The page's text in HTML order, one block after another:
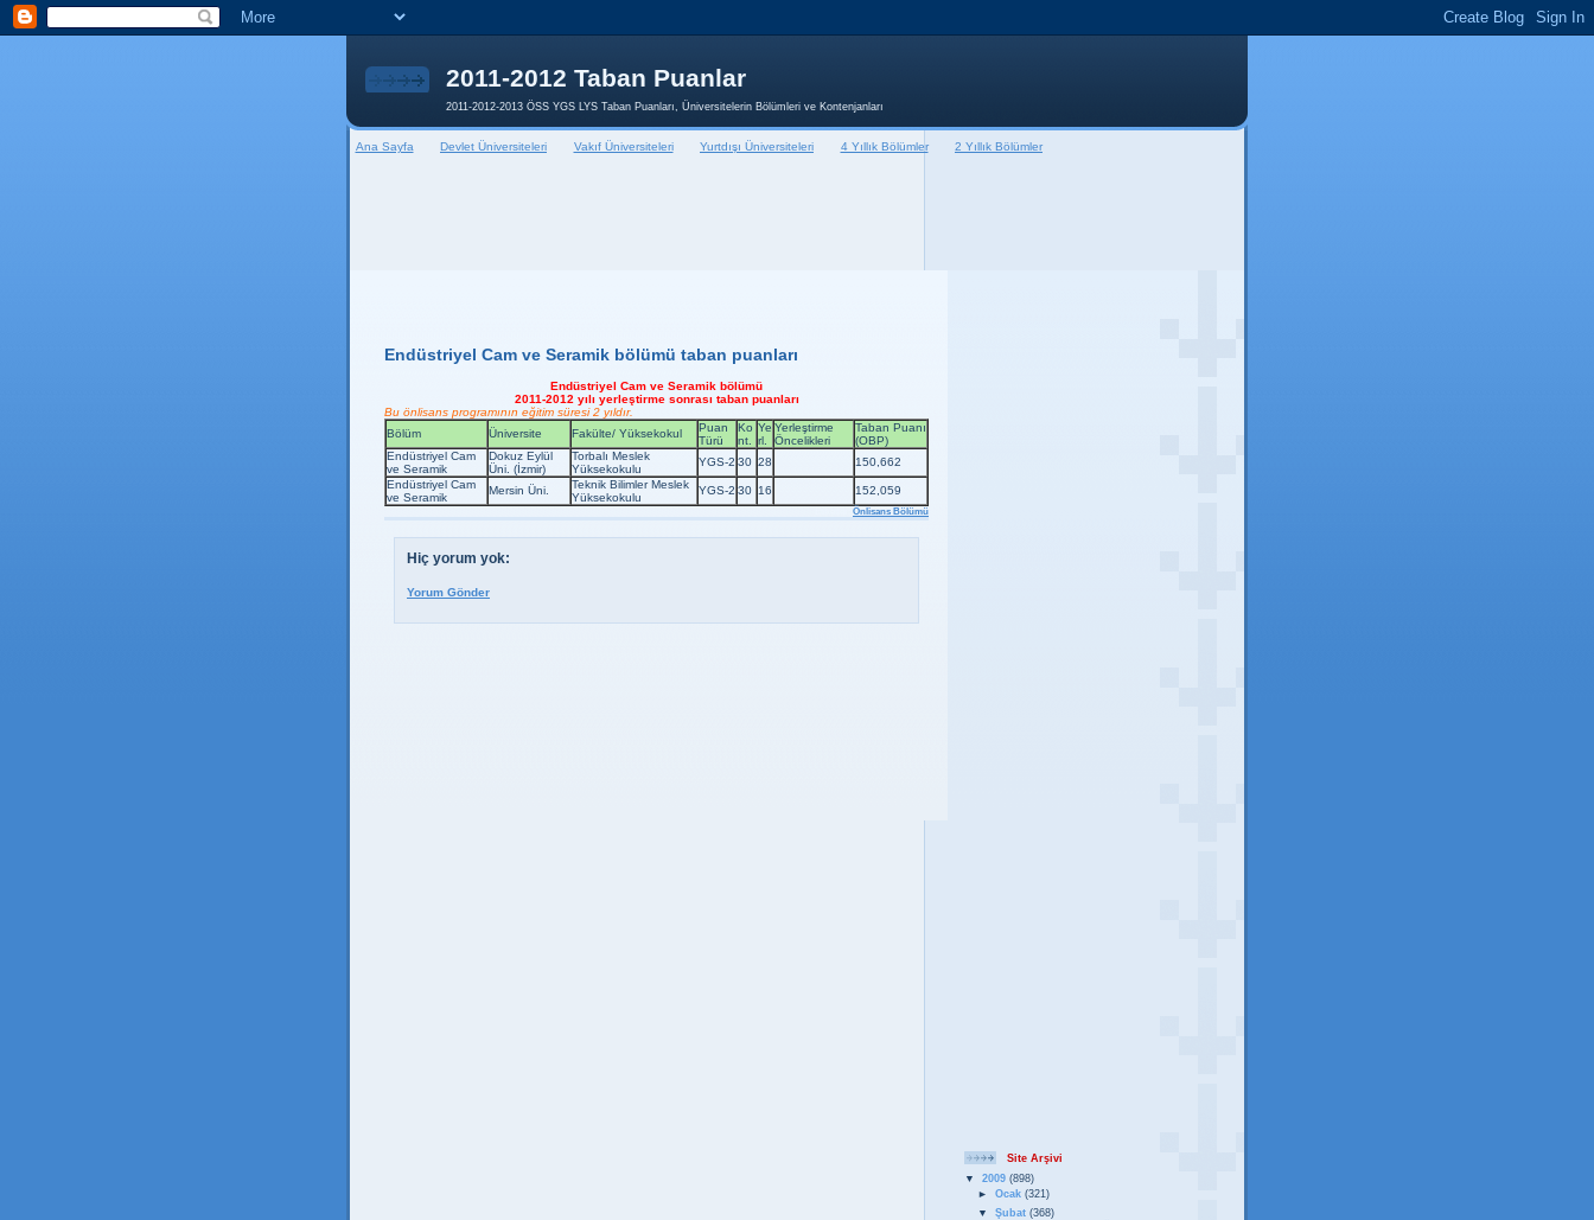
2011-2012 Taban Puanlar
2011-2012-2013 ÖSS YGS LYS Taban Puanları, Üniversitelerin Bölümleri ve Kontenjanları
Ana Sayfa Devlet Üniversiteleri Vakıf Üniversiteleri Yurtdışı Üniversiteleri 4 Yıllık Bölümler 2 Yıllık Bölümler
Endüstriyel Cam ve Seramik bölümü taban puanları
Endüstriyel Cam ve Seramik bölümü
2011-2012 yılı yerleştirme sonrası taban puanları
Bu önlisans programının eğitim süresi 2 yıldır.
Bölüm
Üniversite Fakülte/ Yüksekokul
Puan
Türü
Ko
nt.
Ye
rl.
Yerleştirme
Öncelikleri
Taban Puanı
(OBP)
Endüstriyel Cam
ve Seramik
Dokuz Eylül
Üni. (İzmir)
Torbalı Meslek
Yüksekokulu
YGS-2 30 28
150,662
Endüstriyel Cam
ve Seramik
Mersin Üni.
Teknik Bilimler Meslek
Yüksekokulu
YGS-2 30 16 152,059
Önlisans Bölümü
Hiç yorum yok:
Yorum Gönder
Site Arşivi
▼ 2009 (898)
► Ocak (321)
▼ Şubat (368)